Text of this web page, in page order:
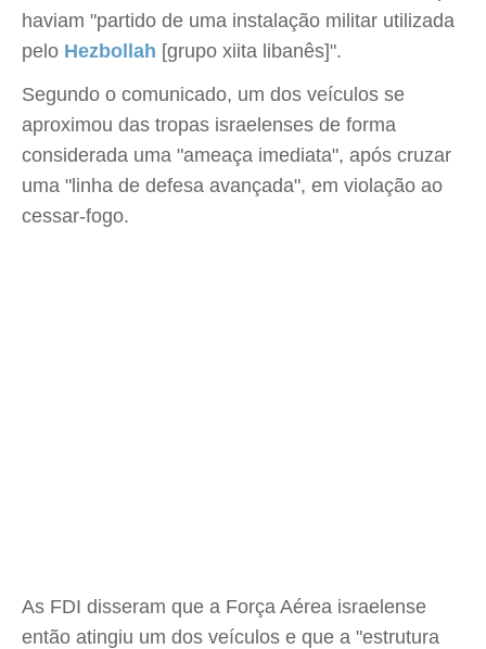
haviam "partido de uma instalação militar utilizada
pelo Hezbollah [grupo xiita libanês]".
Segundo o comunicado, um dos veículos se
aproximou das tropas israelenses de forma
considerada uma "ameaça imediata", após cruzar
uma "linha de defesa avançada", em violação ao
cessar-fogo.
As FDI disseram que a Força Aérea israelense
então atingiu um dos veículos e que a "estrutura